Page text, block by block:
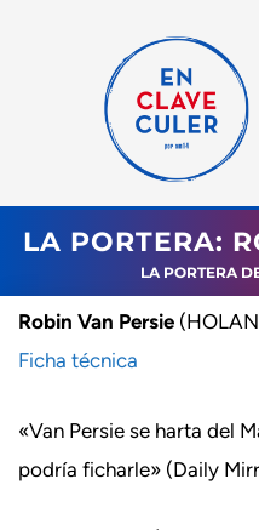
LA PORTERA:
LA PORTERA
Robin Van Persie
Ficha técnica
«Van Persie se harta del
podría ficharle» (Daily